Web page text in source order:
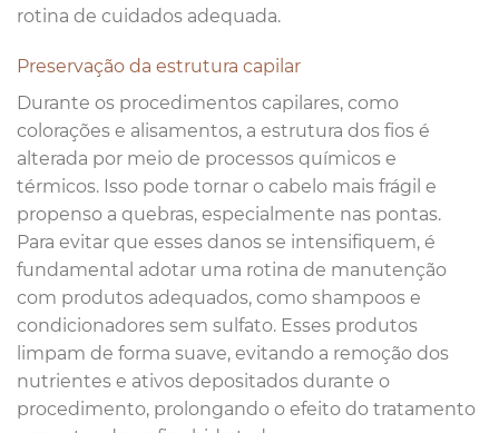
rotina de cuidados adequada.
Preservação da estrutura capilar
Durante os procedimentos capilares, como
colorações e alisamentos, a estrutura dos fios é
alterada por meio de processos químicos e
térmicos. Isso pode tornar o cabelo mais frágil e
propenso a quebras, especialmente nas pontas.
Para evitar que esses danos se intensifiquem, é
fundamental adotar uma rotina de manutenção
com produtos adequados, como shampoos e
condicionadores sem sulfato. Esses produtos
limpam de forma suave, evitando a remoção dos
nutrientes e ativos depositados durante o
procedimento, prolongando o efeito do tratamento